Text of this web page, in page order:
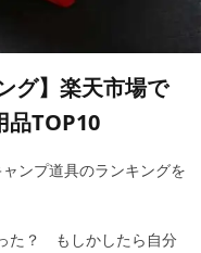
グ】楽天市場で
品TOP10
ンプ道具のランキングを
た？ もしかしたら自分